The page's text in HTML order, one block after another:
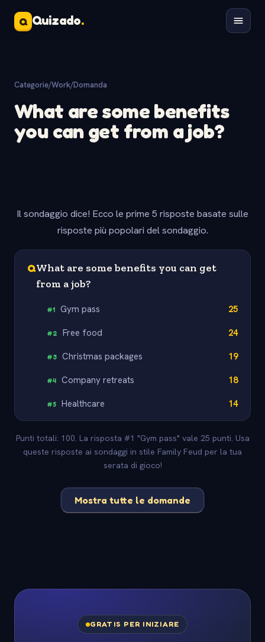
Q Quizado.
Categorie/Work/Domanda
What are some benefits
you can get from a job?
Il sondaggio dice! Ecco le prime 5 risposte basate sulle
risposte più popolari del sondaggio.
QWhat are some benefits you can get
from a job?
#1 Gym pass 25
#2 Free food 24
#3 Christmas packages 19
#4 Company retreats 18
#5 Healthcare 14
Punti totali: 100. La risposta #1 "Gym pass" vale 25 punti. Usa
queste risposte ai sondaggi in stile Family Feud per la tua
serata di gioco!
Mostra tutte le domande
GRATIS PER INIZIARE